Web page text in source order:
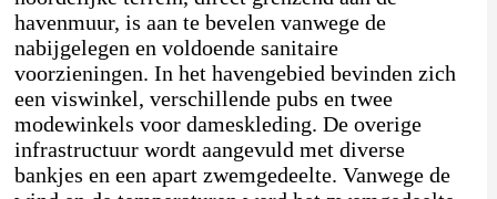
havenmuur, is aan te bevelen vanwege de
nabijgelegen en voldoende sanitaire
voorzieningen. In het havengebied bevinden zich
een viswinkel, verschillende pubs en twee
modewinkels voor dameskleding. De overige
infrastructuur wordt aangevuld met diverse
bankjes en een apart zwemgedeelte. Vanwege de